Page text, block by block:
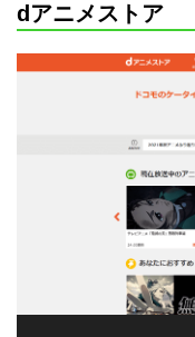
dアニメストア